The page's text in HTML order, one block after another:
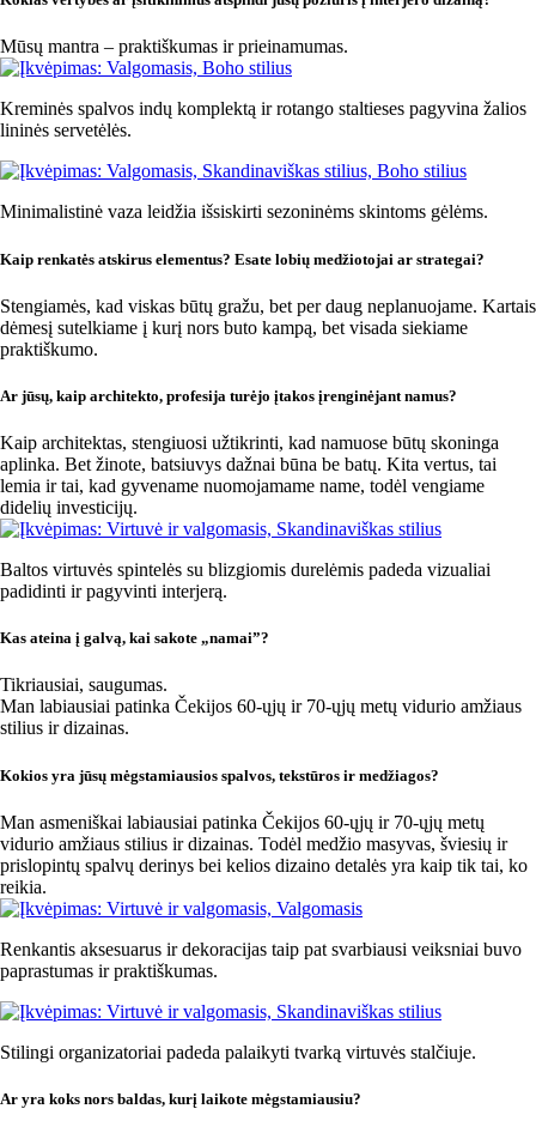
Mūsų mantra – praktiškumas ir prieinamumas.
Kreminės spalvos indų komplektą ir rotango staltieses pagyvina žalios
lininės servetėlės.
Minimalistinė vaza leidžia išsiskirti sezoninėms skintoms gėlėms.
Kaip renkatės atskirus elementus? Esate lobių medžiotojai ar strategai?
Stengiamės, kad viskas būtų gražu, bet per daug neplanuojame. Kartais
dėmesį sutelkiame į kurį nors buto kampą, bet visada siekiame
praktiškumo.
Ar jūsų, kaip architekto, profesija turėjo įtakos įrenginėjant namus?
Kaip architektas, stengiuosi užtikrinti, kad namuose būtų skoninga
aplinka. Bet žinote, batsiuvys dažnai būna be batų. Kita vertus, tai
lemia ir tai, kad gyvename nuomojamame name, todėl vengiame
didelių investicijų.
Baltos virtuvės spintelės su blizgiomis durelėmis padeda vizualiai
padidinti ir pagyvinti interjerą.
Kas ateina į galvą, kai sakote „namai”?
Tikriausiai, saugumas.
Man labiausiai patinka Čekijos 60-ųjų ir 70-ųjų metų vidurio amžiaus
stilius ir dizainas.
Kokios yra jūsų mėgstamiausios spalvos, tekstūros ir medžiagos?
Man asmeniškai labiausiai patinka Čekijos 60-ųjų ir 70-ųjų metų
vidurio amžiaus stilius ir dizainas. Todėl medžio masyvas, šviesių ir
prislopintų spalvų derinys bei kelios dizaino detalės yra kaip tik tai, ko
reikia.
Renkantis aksesuarus ir dekoracijas taip pat svarbiausi veiksniai buvo
paprastumas ir praktiškumas.
Stilingi organizatoriai padeda palaikyti tvarką virtuvės stalčiuje.
Ar yra koks nors baldas, kurį laikote mėgstamiausiu?